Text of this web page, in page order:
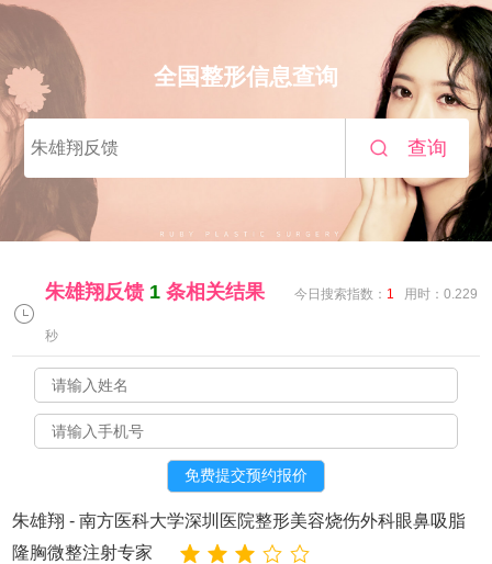
全国整形信息查询
查询
朱雄翔反馈 1 条相关结果 今日搜索指数： 1 用时：0.229
秒
朱雄翔 - 南方医科大学深圳医院整形美容烧伤外科眼鼻吸脂
隆胸微整注射专家